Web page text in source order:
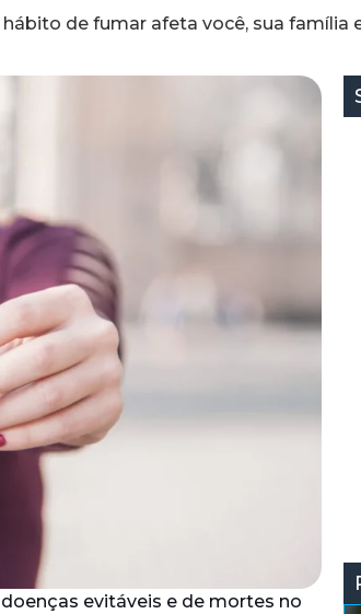
de fumar afeta você, sua família
evitáveis e de mortes no